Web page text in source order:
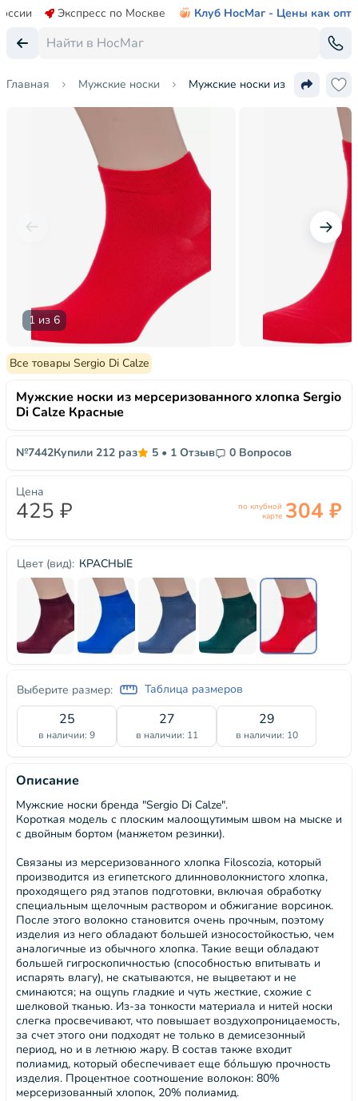
Экспресс по Москве Клуб НосМаг - Цены как опт
Главная Мужские носки Мужские носки из
1 из 6
Все товары Sergio Di Calze
Мужские носки из мерсеризованного хлопка Sergio
Di Calze Красные
№7442Купили 212 раз 5 • 1 Отзыв 0 Вопросов
Цвет (вид): КРАСНЫЕ
Выберите размер: Таблица размеров
25
в наличии: 9
27
в наличии: 11
29
в наличии: 10
Цена
425 ₽
по клубной
карте 304 ₽
Описание
Мужские носки бренда "Sergio Di Calze".
Короткая модель с плоским малоощутимым швом на мыске и
с двойным бортом (манжетом резинки).
Связаны из мерсеризованного хлопка Filoscozia, который
производится из египетского длинноволокнистого хлопка,
проходящего ряд этапов подготовки, включая обработку
специальным щелочным раствором и обжигание ворсинок.
После этого волокно становится очень прочным, поэтому
изделия из него обладают большей износостойкостью, чем
аналогичные из обычного хлопка. Такие вещи обладают
большей гигроскопичностью (способностью впитывать и
испарять влагу), не скатываются, не выцветают и не
сминаются; на ощупь гладкие и чуть жесткие, схожие с
шелковой тканью. Из-за тонкости материала и нитей носки
слегка просвечивают, что повышает воздухопроницаемость,
за счет этого они подходят не только в демисезонный
период, но и в летнюю жару. В состав также входит
полиамид, который обеспечивает еще бóльшую прочность
изделия. Процентное соотношение волокон: 80%
мерсеризованный хлопок, 20% полиамид.